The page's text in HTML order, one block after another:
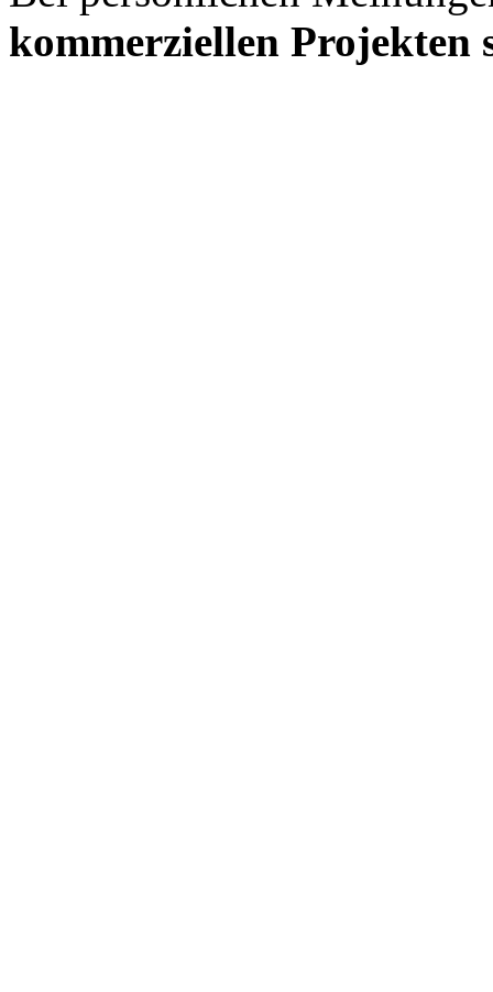
kommerziellen Projekten